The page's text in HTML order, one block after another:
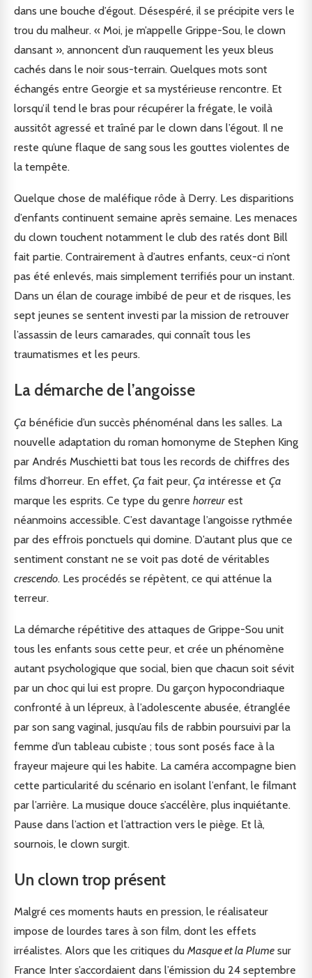
dans une bouche d’égout. Désespéré, il se précipite vers le
trou du malheur. « Moi, je m’appelle Grippe-Sou, le clown
dansant », annoncent d’un rauquement les yeux bleus
cachés dans le noir sous-terrain. Quelques mots sont
échangés entre Georgie et sa mystérieuse rencontre. Et
lorsqu’il tend le bras pour récupérer la frégate, le voilà
aussitôt agressé et traîné par le clown dans l’égout. Il ne
reste qu’une flaque de sang sous les gouttes violentes de
la tempête.
Quelque chose de maléfique rôde à Derry. Les disparitions
d’enfants continuent semaine après semaine. Les menaces
du clown touchent notamment le club des ratés dont Bill
fait partie. Contrairement à d’autres enfants, ceux-ci n’ont
pas été enlevés, mais simplement terrifiés pour un instant.
Dans un élan de courage imbibé de peur et de risques, les
sept jeunes se sentent investi par la mission de retrouver
l’assassin de leurs camarades, qui connaît tous les
traumatismes et les peurs.
La démarche de l’angoisse
Ça bénéficie d’un succès phénoménal dans les salles. La
nouvelle adaptation du roman homonyme de Stephen King
par Andrés Muschietti bat tous les records de chiffres des
films d’horreur. En effet, Ça fait peur, Ça intéresse et Ça
marque les esprits. Ce type du genre horreurest
néanmoins accessible. C’est davantage l’angoisse rythmée
par des effrois ponctuels qui domine. D’autant plus que ce
sentiment constant ne se voit pas doté de véritables
crescendo. Les procédés se répètent, ce qui atténue la
terreur.
La démarche répétitive des attaques de Grippe-Sou unit
tous les enfants sous cette peur, et crée un phénomène
autant psychologique que social, bien que chacun soit sévit
par un choc qui lui est propre. Du garçon hypocondriaque
confronté à un lépreux, à l’adolescente abusée, étranglée
par son sang vaginal, jusqu’au fils de rabbin poursuivi par la
femme d’un tableau cubiste ; tous sont posés face à la
frayeur majeure qui les habite. La caméra accompagne bien
cette particularité du scénario en isolant l’enfant, le filmant
par l’arrière. La musique douce s’accélère, plus inquiétante.
Pause dans l’action et l’attraction vers le piège. Et là,
sournois, le clown surgit.
Un clown trop présent
Malgré ces moments hauts en pression, le réalisateur
impose de lourdes tares à son film, dont les effets
irréalistes. Alors que les critiques du Masque et la Plume sur
France Inter s’accordaient dans l’émission du 24 septembre